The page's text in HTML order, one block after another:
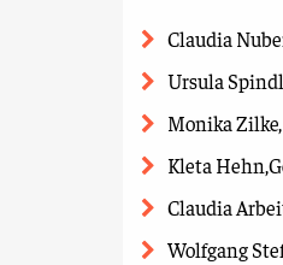
Claudia
Ursula
Monika
Kleta
Claudia
Wolfgang